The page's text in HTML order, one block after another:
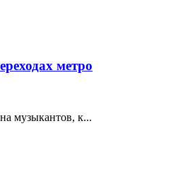
метро
музыкантов, к...